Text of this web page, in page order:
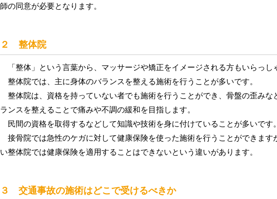
師の同意が必要となります。
２ 整体院
「整体」という言葉から、マッサージや矯正をイメージされる方もいらっし
整体院では、主に身体のバランスを整える施術を行うことが多いです。
整体院は、資格を持っていない者でも施術を行うことができ、骨盤の歪みな
ランスを整えることで痛みや不調の緩和を目指します。
民間の資格を取得するなどして知識や技術を身に付けていることが多いです。
接骨院では急性のケガに対して健康保険を使った施術を行うことができます
い整体院では健康保険を適用することはできないという違いがあります。
３ 交通事故の施術はどこで受けるべきか